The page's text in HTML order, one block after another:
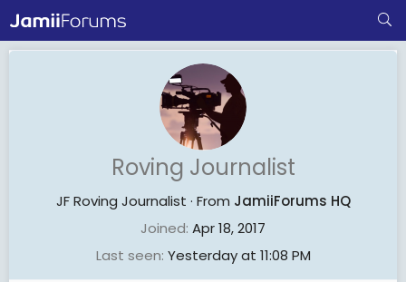
Roving Journalist
JF Roving Journalist · From JamiiForums HQ
Joined Apr 18, 2017
Last seen Yesterday at 11:08 PM